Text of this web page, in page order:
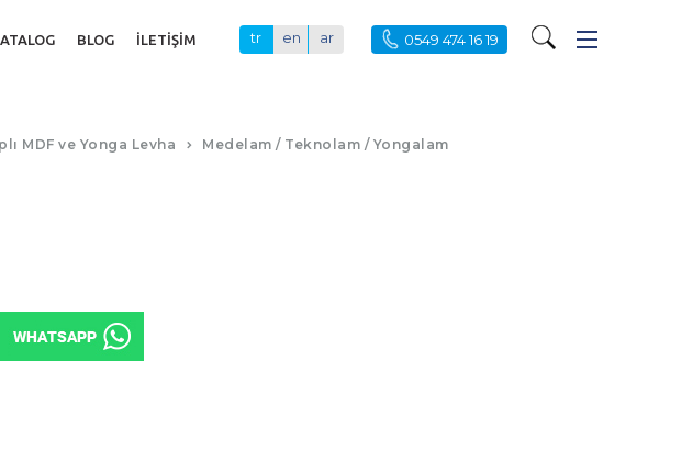
BLOG İLETIŞIM tr en ar 0549 474 16 19
MDF ve Yonga Levha Medelam / Teknolam / Yongalam